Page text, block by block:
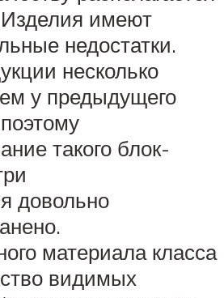
Изделия имеют
недостатки.
несколько
у предыдущего
такого блок-
довольно
материала класса
видимых